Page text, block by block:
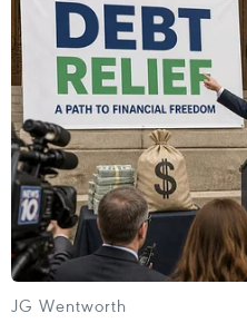
JG Wentworth